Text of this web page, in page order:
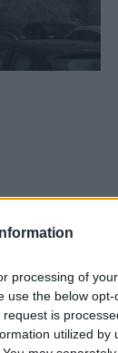
processing of
use the below
is
utilized by